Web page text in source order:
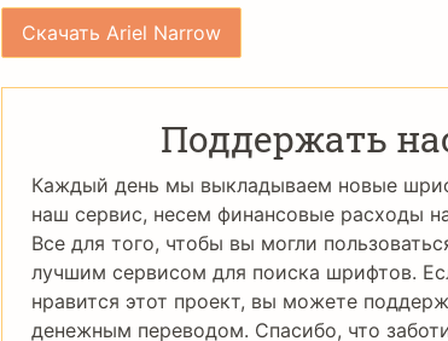
Поддержать
Каждый день мы выкладываем новые
наш сервис, несем финансовые расходы
Все для того, чтобы вы могли
лучшим сервисом для поиска шрифтов.
нравится этот проект, вы можете
денежным переводом. Спасибо, что